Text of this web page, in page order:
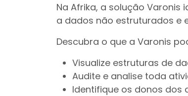
Na Afrika, a solução
a dados não estruturados e
Descubra o que a Varonis
Visualize estruturas de
Audite e analise toda
Identifique os donos dos